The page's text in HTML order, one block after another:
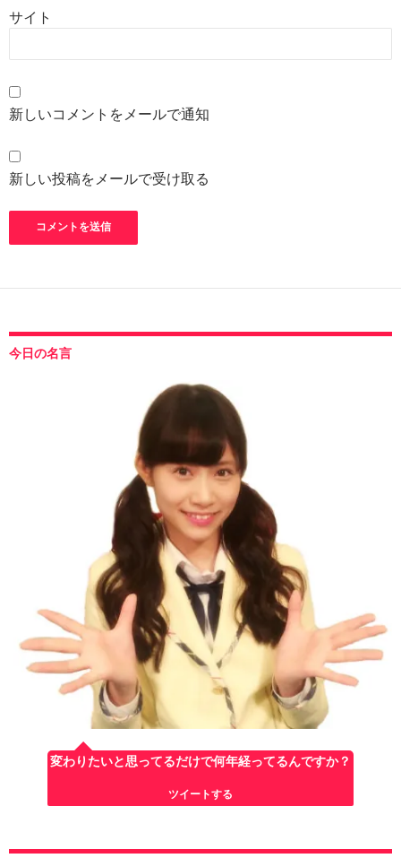
サイト
新しいコメントをメールで通知
新しい投稿をメールで受け取る
今日の名言
変わりたいと思ってるだけで何年経ってるんですか？
ツイートする